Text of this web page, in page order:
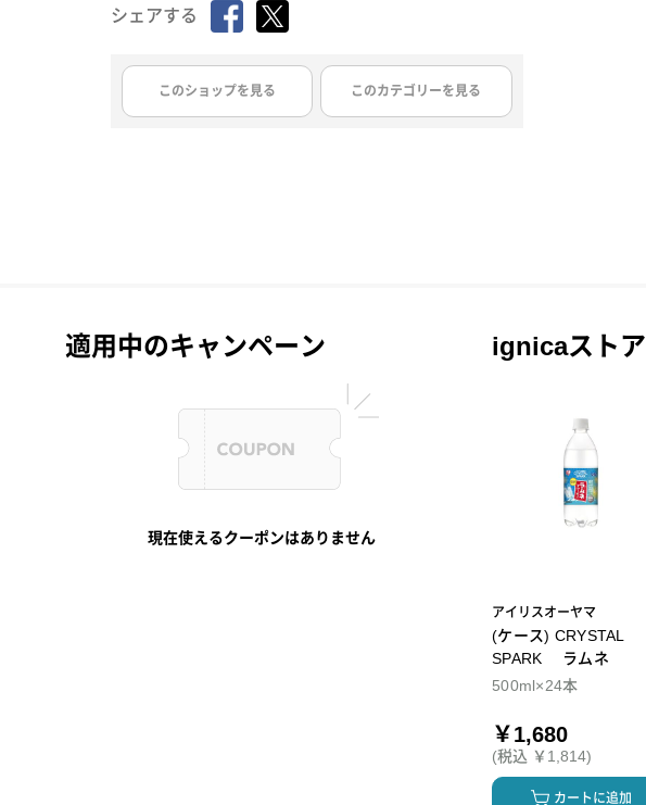
シェアする
このショップを見る このカテゴリーを見る
適用中のキャンペーン
現在使えるクーポンはありません
ignicaストア
アイリスオーヤマ
(ケース) CRYSTAL
SPARK ラムネ
500ml×24本
￥1,680
(税込 ￥1,814)
カートに追加